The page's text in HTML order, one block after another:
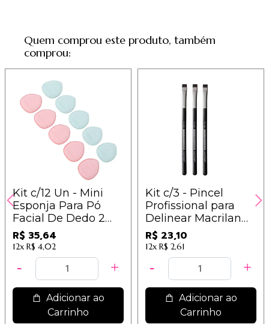
Quem comprou este produto, também
comprou:
Kit c/12 Un - Mini
Esponja Para Pó
Facial De Dedo 2
Peças - Im
R$ 35,64
12x R$ 4,02
Adicionar ao
Carrinho
Kit c/3 - Pincel
Profissional para
Delinear Macrilan
Linha B - B142 / 7,70
R$ 23,10
12x R$ 2,61
Adicionar ao
Carrinho